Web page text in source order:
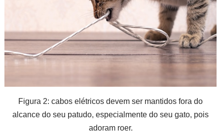
Figura 2: cabos elétricos devem ser mantidos fora do
alcance do seu patudo, especialmente do seu gato, pois
adoram roer.